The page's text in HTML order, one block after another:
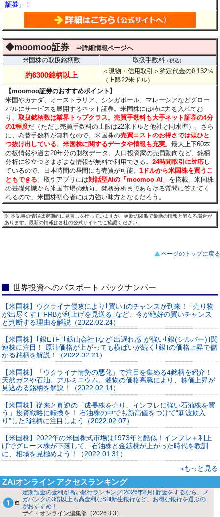
証券」！
◆moomoo証券
⇒詳細情報ページへ
米国株の取扱銘柄数
取扱手数料（税込）
約6300銘柄以上
＜現物・信用取引＞約定代金の0.132％
（上限22米ドル）
【moomoo証券のおすすめポイント】
米国やカナダ、オーストラリア、シンガポール、マレーシアなどグロー
バルにサービスを展開するネット証券。米国株には特に力を入れてお
り、取扱銘柄数は業界トップクラス 。売買手数料も大手ネット証券の4分
の1程度だ（ただし売買手数料の上限は22米ドルと他社と同水準）。さら
に、為替手数料が無料なので、米国株の売買コストのお得さでは頭ひと
つ抜け出している 。米国株に関するデータや情報も充実。最大上下60本
の板情報や過去20年分の財務データ、大口投資家の売買動向など、銘柄
分析に役立つさまざまな情報が無料で利用できる。24時間取引に対応し
ているので、日本時間の昼間にも売買が可能。1ドルから米国株を買うこ
ともできる 。取引アプリには対話型AIの「moomoo AI」 を搭載。米国株
の基礎知識から米国市場の動向、銘柄分析まであらゆる質問に答えてく
れるので、米国株初心者には力強い味方となるだろう。
※本記事の情報は定期的に見直しを行っていますが、更新の関係で最新の情報と異なる場合が
あります。最新の情報は各社の公式サイトでご確認ください。
ページのトップに戻る
世界投資へのパスポート バックナンバー
【米国株】ウクライナ侵攻により｢買い｣のチャンスが到来！ ｢売り物
が出尽くす｣｢FRBが利上げを見送る｣など、今が絶好の買いチャンス
と判断する理由を解説（2022.02.24）
【米国株】｢銀ETF｣｢鉱山会社｣など“出遅れ感”が強い｢銀(シルバー)｣関
連株に注目！ 原油価格が上がっても横ばいが続く｢銀｣の価格上昇で儲
かる銘柄を解説！（2022.02.21）
【米国株】「ウクライナ情勢の悪化」で注目を集める4銘柄を紹介！
天然ガスや石油、アルミニウム、穀物の価格高騰により、株価上昇が
見込める銘柄を解説！（2022.02.14）
【米国株】従来と真逆の「成長株を売り、インフレに強い石油株を買
う」投資戦略に転換を！ 石油株の中でも新高値をつけて“新波動入
り”した3銘柄に注目しよう（2022.02.07）
【米国株】2022年の米国株式市場は1973年と酷似！インフレ＋利上
げでグロース株が下落して、石油株と金鉱株が上がった時代を教訓
に、相場を見極めよう！（2022.01.31）
»もっと見る
ZAiオンライン アクセスランキング
定期預金の金利が高い銀行ランキング[2026年8月] 貯金をするなら、メ
ガバンクの3倍以上も高金利なSBI新生銀行など、お得な銀行を選ぶの
がおすすめ！
ザイ・オンライン編集部（2026.8.3）